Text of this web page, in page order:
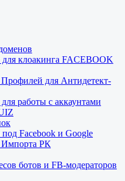
для клоакинга FACEBOOK
для Антидетект-
работы с аккаунтами
Facebook и Google
Импорта РК
ботов и FB-модераторов